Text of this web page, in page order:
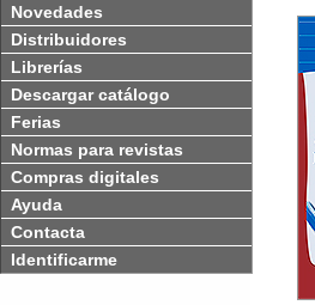
Novedades
Distribuidores
Librerías
Descargar catálogo
Ferias
Normas para revistas
Compras digitales
Ayuda
Contacta
Identificarme